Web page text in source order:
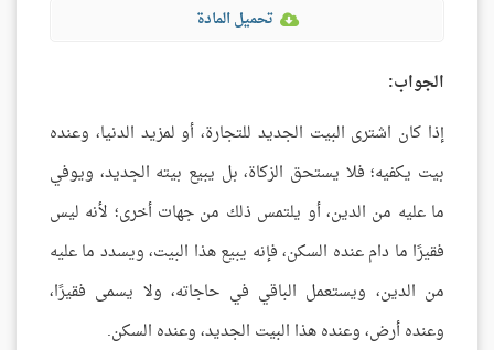
تحميل المادة
الجواب:
إذا كان اشترى البيت الجديد للتجارة، أو لمزيد الدنيا، وعنده
بيت يكفيه؛ فلا يستحق الزكاة، بل يبيع بيته الجديد، ويوفي
ما عليه من الدين، أو يلتمس ذلك من جهات أخرى؛ لأنه ليس
فقيرًا ما دام عنده السكن، فإنه يبيع هذا البيت، ويسدد ما عليه
من الدين، ويستعمل الباقي في حاجاته، ولا يسمى فقيرًا،
وعنده أرض، وعنده هذا البيت الجديد، وعنده السكن.